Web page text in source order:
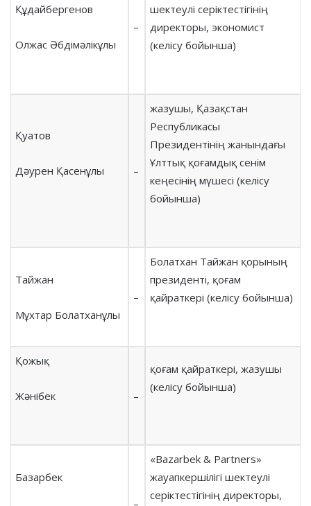
Құдайбергенов
Олжас Әбдімәлікұлы
–
шектеулі серіктестігінің
директоры, экономист
(келісу бойынша)
Қуатов
Дәурен Қасенұлы –
жазушы, Қазақстан
Республикасы
Президентінің жанындағы
Ұлттық қоғамдық сенім
кеңесінің мүшесі (келісу
бойынша)
Тайжан
Мұхтар Болатханұлы
–
Болатхан Тайжан қорының
президенті, қоғам
қайраткері (келісу бойынша)
Қожық
Жәнібек –
қоғам қайраткері, жазушы
(келісу бойынша)
Базарбек
–
«Bazarbek & Partners»
жауапкершілігі шектеулі
серіктестігінің директоры,